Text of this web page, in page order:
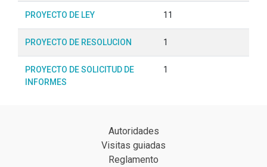
PROYECTO DE LEY 11
PROYECTO DE RESOLUCION 1
PROYECTO DE SOLICITUD DE
INFORMES
1
Autoridades
Visitas guiadas
Reglamento